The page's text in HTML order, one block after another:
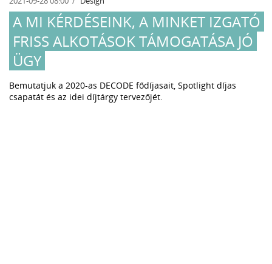
A MI KÉRDÉSEINK, A MINKET IZGATÓ
FRISS ALKOTÁSOK TÁMOGATÁSA JÓ
ÜGY
Bemutatjuk a 2020-as DECODE fődíjasait, Spotlight díjas
csapatát és az idei díjtárgy tervezőjét.